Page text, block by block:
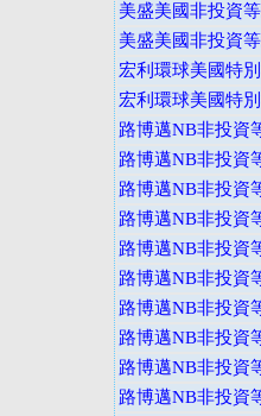
美盛美國非投資
美盛美國非投資
宏利環球美國特
宏利環球美國特
路博邁NB非投資
路博邁NB非投資
路博邁NB非投資
路博邁NB非投資
路博邁NB非投資
路博邁NB非投資
路博邁NB非投資
路博邁NB非投資
路博邁NB非投資
路博邁NB非投資